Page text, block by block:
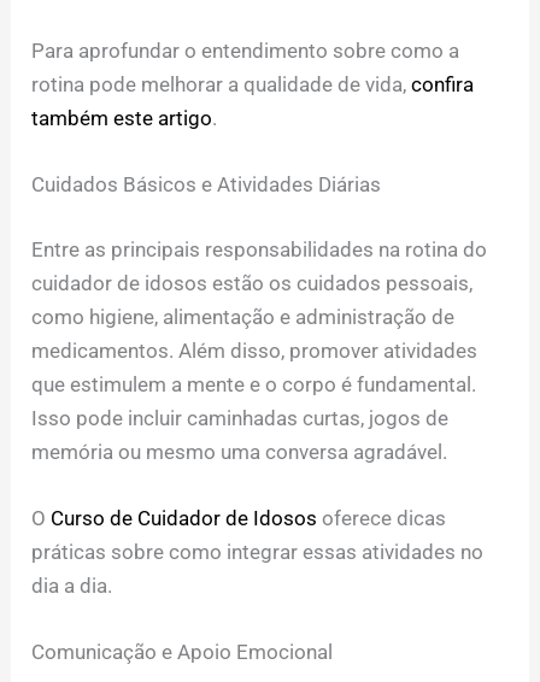
Para aprofundar o entendimento sobre como a
rotina pode melhorar a qualidade de vida,confira
também este artigo.
Cuidados Básicos e Atividades Diárias
Entre as principais responsabilidades na rotina do
cuidador de idosos estão os cuidados pessoais,
como higiene, alimentação e administração de
medicamentos. Além disso, promover atividades
que estimulem a mente e o corpo é fundamental.
Isso pode incluir caminhadas curtas, jogos de
memória ou mesmo uma conversa agradável.
O Curso de Cuidador de Idosos oferece dicas
práticas sobre como integrar essas atividades no
dia a dia.
Comunicação e Apoio Emocional